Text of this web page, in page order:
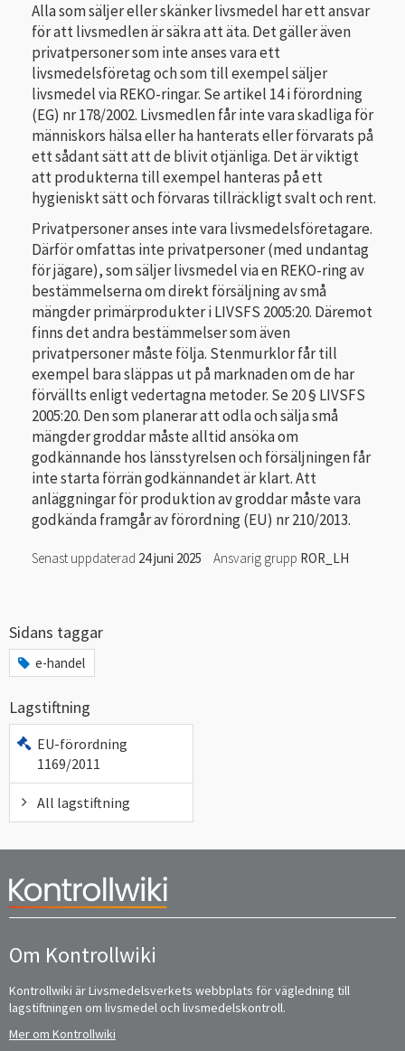
Alla som säljer eller skänker livsmedel har ett ansvar
för att livsmedlen är säkra att äta. Det gäller även
privatpersoner som inte anses vara ett
livsmedelsföretag och som till exempel säljer
livsmedel via REKO-ringar. Se artikel 14 i förordning
(EG) nr 178/2002. Livsmedlen får inte vara skadliga för
människors hälsa eller ha hanterats eller förvarats på
ett sådant sätt att de blivit otjänliga. Det är viktigt
att produkterna till exempel hanteras på ett
hygieniskt sätt och förvaras tillräckligt svalt och rent.
Privatpersoner anses inte vara livsmedelsföretagare.
Därför omfattas inte privatpersoner (med undantag
för jägare), som säljer livsmedel via en REKO-ring av
bestämmelserna om direkt försäljning av små
mängder primärprodukter i LIVSFS 2005:20. Däremot
finns det andra bestämmelser som även
privatpersoner måste följa. Stenmurklor får till
exempel bara släppas ut på marknaden om de har
förvällts enligt vedertagna metoder. Se 20 § LIVSFS
2005:20. Den som planerar att odla och sälja små
mängder groddar måste alltid ansöka om
godkännande hos länsstyrelsen och försäljningen får
inte starta förrän godkännandet är klart. Att
anläggningar för produktion av groddar måste vara
godkända framgår av förordning (EU) nr 210/2013.
Senast uppdaterad 24 juni 2025 Ansvarig grupp ROR_LH
Sidans taggar
e-handel
Lagstiftning
EU-förordning
1169/2011
All lagstiftning
Om Kontrollwiki
Kontrollwiki är Livsmedelsverkets webbplats för vägledning till
lagstiftningen om livsmedel och livsmedelskontroll.
Mer om Kontrollwiki